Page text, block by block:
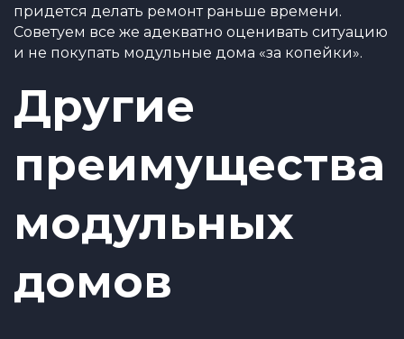
придется делать ремонт раньше времени.
Советуем все же адекватно оценивать ситуацию
и не покупать модульные дома «за копейки».
Другие
преимущества
модульных
домов